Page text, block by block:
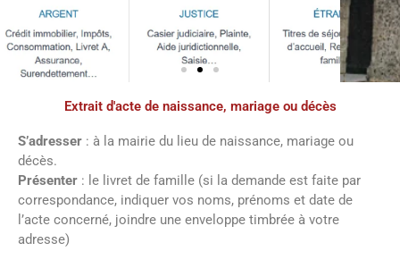
Démarches
administratives
Faîtes vos démarches en ligne sur notre
site en cliquant sur le bouton ci-dessous
Extrait d'acte de naissance, mariage ou décès
S’adresser : à la mairie du lieu de naissance, mariage ou
décès.
Présenter : le livret de famille (si la demande est faite par
correspondance, indiquer vos noms, prénoms et date de
l’acte concerné, joindre une enveloppe timbrée à votre
adresse)